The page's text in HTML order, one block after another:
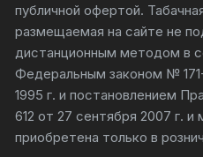
публичной офертой.
размещаемая на сайте не
дистанционным методом в
Федеральным законом №
1995 г. и постановлением
612 от 27 сентября 2007 г.
приобретена только в